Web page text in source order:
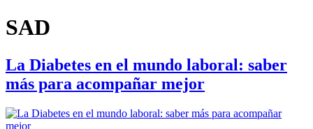
SAD
La Diabetes en el mundo laboral: saber
más para acompañar mejor